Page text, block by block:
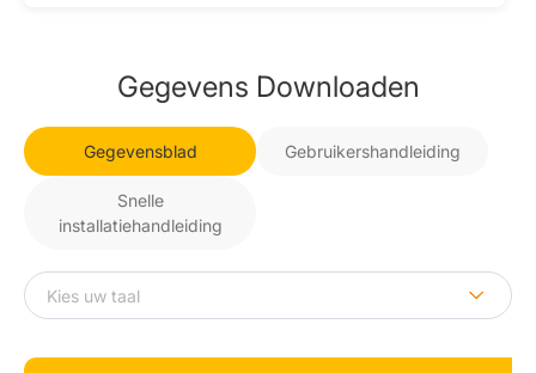
Gegevens Downloaden
Gegevensblad Gebruikershandleiding
Snelle
installatiehandleiding